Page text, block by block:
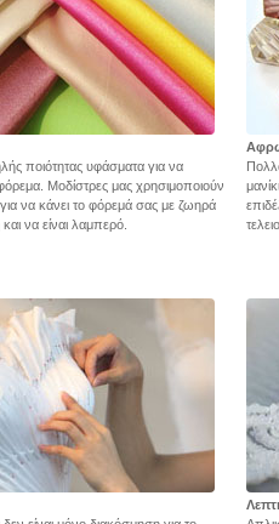
ποιότητας υφάσματα για να
Μοδίστρες μας χρησιμοποιούν
για να κάνει το φόρεμά σας με ζωηρά
να είναι λαμπερό.